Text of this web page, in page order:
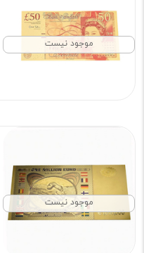
موجود نیست
موجود نیست